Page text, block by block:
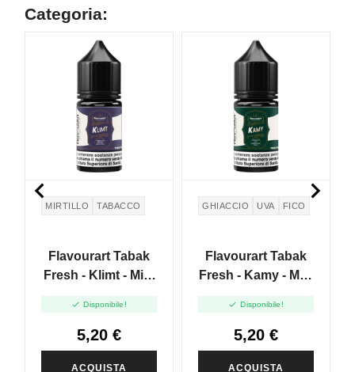
Categoria:
MIRTILLO TABACCO
Flavourart Tabak
Fresh - Klimt - Mini
 Disponibile!
5,20 €
ACQUISTA
GHIACCIO UVA FICO
Flavourart Tabak
Fresh - Kamy - Mini
 Disponibile!
5,20 €
ACQUISTA
 